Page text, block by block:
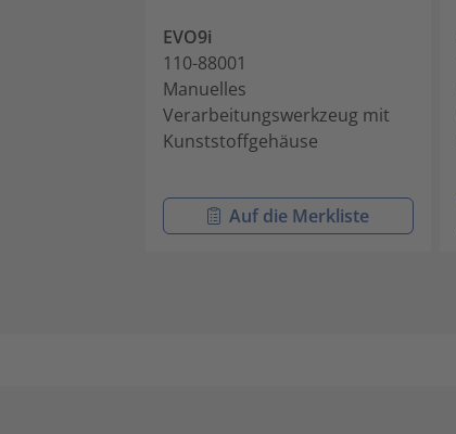
EVO9i
110-88001
Manuelles
Verarbeitungswerkzeug mit
Kunststoffgehäuse
Auf die Merkliste